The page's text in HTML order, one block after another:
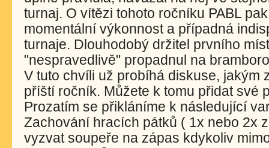
turnaj. O vítězi tohoto ročníku PABL
momentální výkonnost a případná
turnaje. Dlouhodobý držitel prvního
"nespravedlivě" propadnul na
V tuto chvíli už probíhá diskuse, jakým
příští ročník. Můžete k tomu přidat své
Prozatím se přikláníme k následující
Zachování hracích pátků ( 1x nebo 2x
vyzvat soupeře na zápas kdykoliv